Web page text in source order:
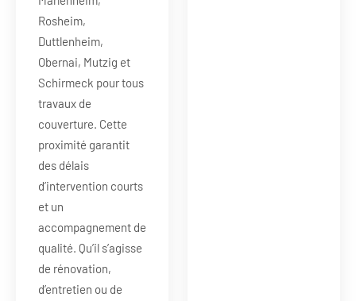
Rosheim,
Duttlenheim,
Obernai, Mutzig et
Schirmeck pour tous
travaux de
couverture. Cette
proximité garantit
des délais
d’intervention courts
et un
accompagnement de
qualité. Qu’il s’agisse
de rénovation,
d’entretien ou de